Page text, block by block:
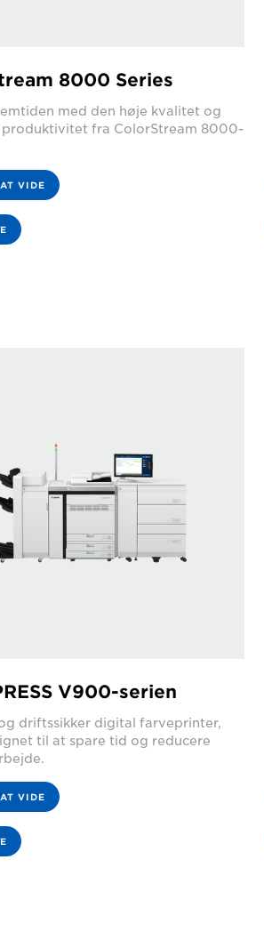
8000 Series
med den høje kvalitet og
produktivitet fra ColorStream 8000-
VIDE
V900-serien
driftssikker digital farveprinter,
til at spare tid og reducere
VIDE